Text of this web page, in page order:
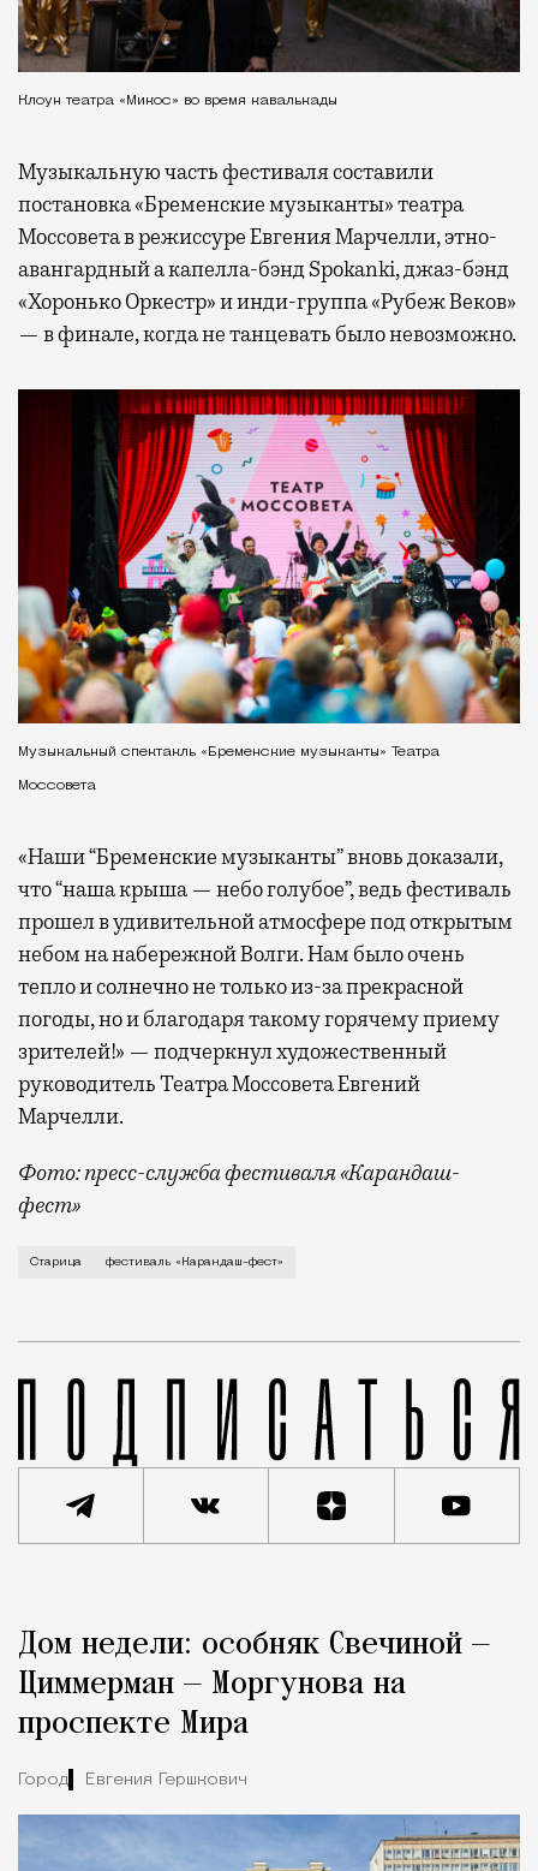
Клоун театра «Микос» во время кавалькады
Музыкальную часть фестиваля составили
постановка «Бременские музыканты» театра
Моссовета в режиссуре Евгения Марчелли, этно-
авангардный а капелла-бэнд Spokanki, джаз-бэнд
«Хоронько Оркестр» и инди-группа «Рубеж Веков»
— в финале, когда не танцевать было невозможно.
Музыкальный спектакль «Бременские музыканты» Театра
Моссовета
«Наши “Бременские музыканты” вновь доказали,
что “наша крыша — небо голубое”, ведь фестиваль
прошел в удивительной атмосфере под открытым
небом на набережной Волги. Нам было очень
тепло и солнечно не только из-за прекрасной
погоды, но и благодаря такому горячему приему
зрителей!» — подчеркнул художественный
руководитель Театра Моссовета Евгений
Марчелли.
Фото: пресс-служба фестиваля «Карандаш-
фест»
В минувший уикенд маленькая Старица в
Старица фестиваль «Карандаш-фест»
Город
Дом недели: особняк Свечиной —
Циммерман — Моргунова на
проспекте Мира
Город Евгения Гершкович